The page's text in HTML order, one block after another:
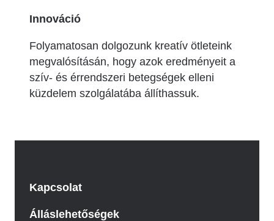
Innováció
Folyamatosan dolgozunk kreatív ötleteink
megvalósításán, hogy azok eredményeit a
szív- és érrendszeri betegségek elleni
küzdelem szolgálatába állíthassuk.
Kapcsolat
Álláslehetőségek